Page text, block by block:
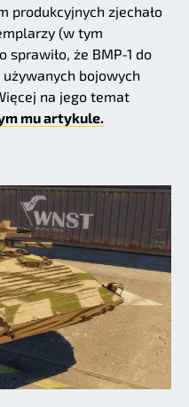
produkcyjnych zjechało
(w tym
że BMP-1 do
bojowych
na jego temat
mu artykule.